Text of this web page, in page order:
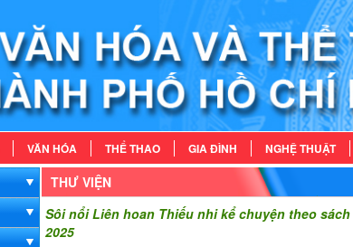
VĂN HÓA THỂ THAO GIA ĐÌNH NGHỆ THUẬT
THƯ VIỆN
Sôi nổi Liên hoan Thiếu nhi kể chuyện theo
2025